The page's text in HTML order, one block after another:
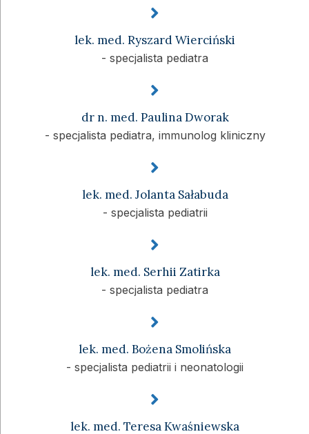
lek. med. Ryszard Wierciński
- specjalista pediatra
dr n. med. Paulina Dworak
- specjalista pediatra, immunolog kliniczny
lek. med. Jolanta Sałabuda
- specjalista pediatrii
lek. med. Serhii Zatirka
- specjalista pediatra
lek. med. Bożena Smolińska
- specjalista pediatrii i neonatologii
lek. med. Teresa Kwaśniewska